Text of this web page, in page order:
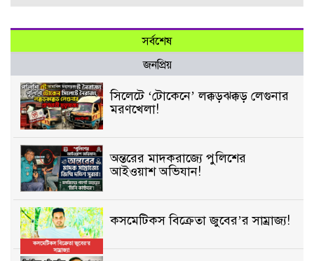
সর্বশেষ
জনপ্রিয়
সিলেটে ‘টোকেনে’ লক্কড়ঝক্কড় লেগুনার
মরণখেলা!
অন্তরের মাদকরাজ্যে পুলিশের
আইওয়াশ অভিযান!
কসমেটিকস বিক্রেতা জুবের’র সাম্রাজ্য!